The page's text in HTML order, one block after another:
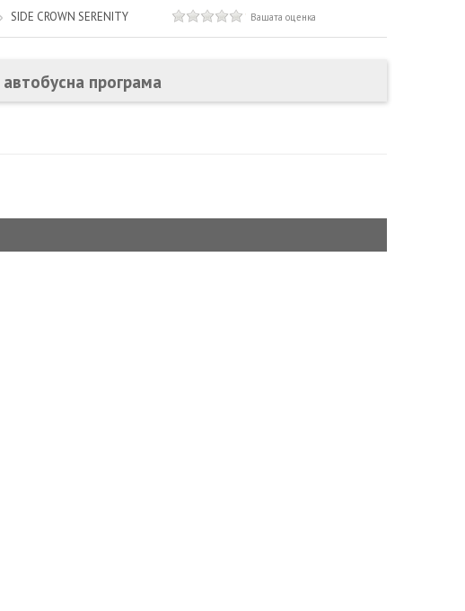
SIDE CROWN SERENITY Вашата оценка
програма